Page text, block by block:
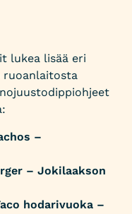
lukea lisää eri
–
– Jokilaakson
hodarivuoka –